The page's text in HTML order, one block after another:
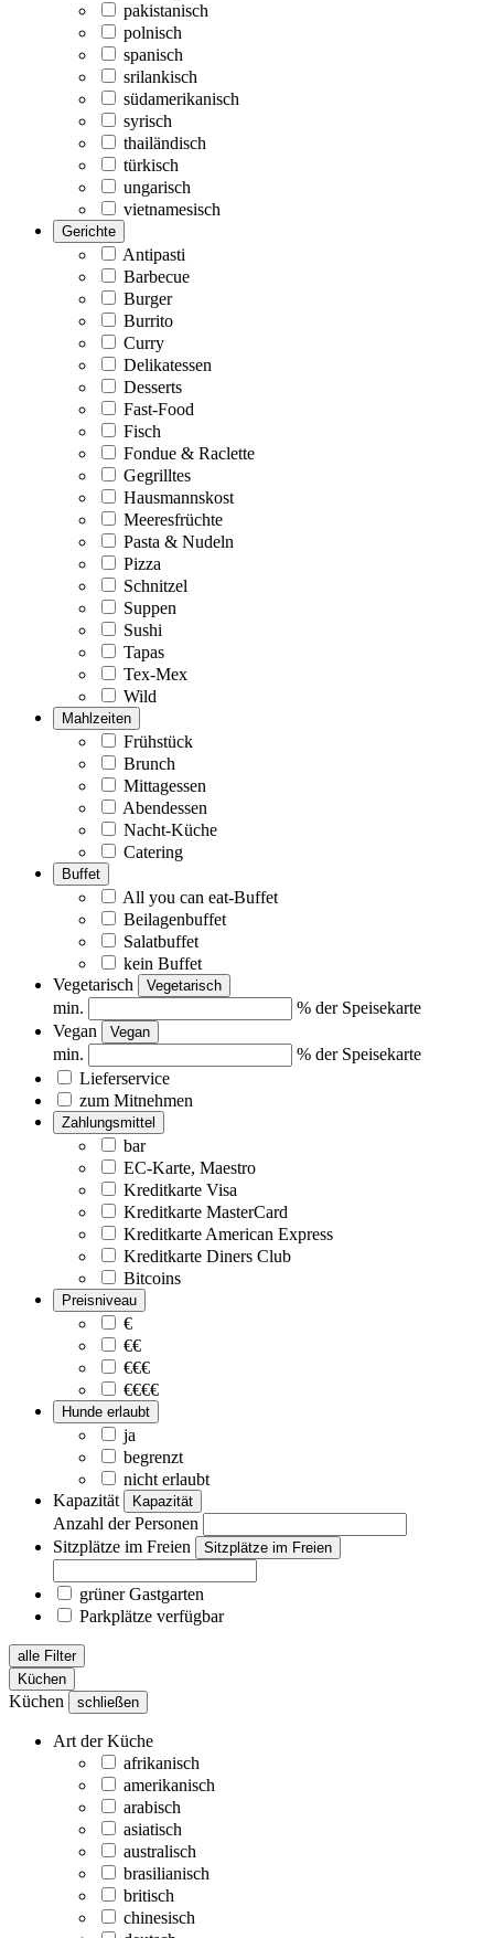
pakistanisch
polnisch
spanisch
srilankisch
südamerikanisch
syrisch
thailändisch
türkisch
ungarisch
vietnamesisch
Gerichte
Antipasti
Barbecue
Burger
Burrito
Curry
Delikatessen
Desserts
Fast-Food
Fisch
Fondue & Raclette
Gegrilltes
Hausmannskost
Meeresfrüchte
Pasta & Nudeln
Pizza
Schnitzel
Suppen
Sushi
Tapas
Tex-Mex
Wild
Mahlzeiten
Frühstück
Brunch
Mittagessen
Abendessen
Nacht-Küche
Catering
Buffet
All you can eat-Buffet
Beilagenbuffet
Salatbuffet
kein Buffet
Vegetarisch
Vegetarisch
min.
% der Speisekarte
Vegan
Vegan
min.
% der Speisekarte
Lieferservice
zum Mitnehmen
Zahlungsmittel
bar
EC-Karte, Maestro
Kreditkarte Visa
Kreditkarte MasterCard
Kreditkarte American Express
Kreditkarte Diners Club
Bitcoins
Preisniveau
€
€€
€€€
€€€€
Hunde erlaubt
ja
begrenzt
nicht erlaubt
Kapazität
Kapazität
Anzahl der Personen
Sitzplätze im Freien
Sitzplätze im Freien
grüner Gastgarten
Parkplätze verfügbar
alle Filter
Küchen
Küchen schließen
Art der Küche
afrikanisch
amerikanisch
arabisch
asiatisch
australisch
brasilianisch
britisch
chinesisch